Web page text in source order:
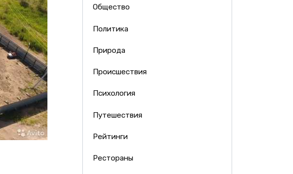
Общество
Политика
Природа
Происшествия
Психология
Путешествия
Рейтинги
Рестораны